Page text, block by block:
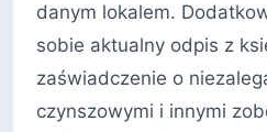
danym lokalem.
sobie aktualny odpis z
zaświadczenie o
czynszowymi i innymi